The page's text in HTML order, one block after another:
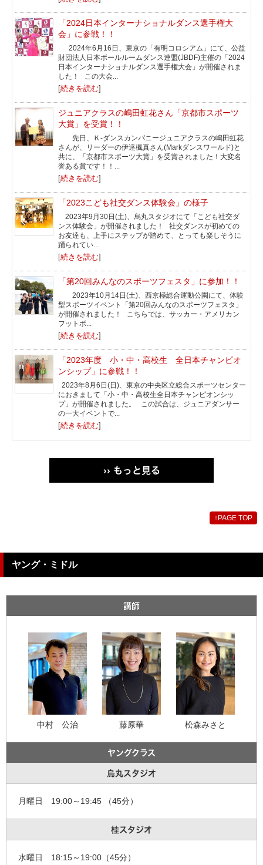
「2024日本インターナショナルダンス選手権大
会」に参戦！！
2024年6月16日、東京の「有明コロシアム」にて、公益
財団法人日本ボールルームダンス連盟(JBDF)主催の「2024
日本インターナショナルダンス選手権大会」が開催されま
した！ この大会...
[続きを読む]
ジュニアクラスの嶋田虹花さん「京都市スポーツ
大賞」を受賞！！
先日、Ｋ-ダンスカンパニージュニアクラスの嶋田虹花
さんが、リーダーの伊達楓真さん(Markダンスワールド)と
共に、「京都市スポーツ大賞」を受賞されました！大変名
誉ある賞です！！...
[続きを読む]
「2023こども社交ダンス体験会」の様子
2023年9月30日(土)、烏丸スタジオにて「こども社交ダ
ンス体験会」が開催されました！ 社交ダンスが初めての
お友達も、上手にステップが踏めて、とっても楽しそうに
踊られてい...
[続きを読む]
「第20回みんなのスポーツフェスタ」に参加！！
2023年10月14日(土)、西京極総合運動公園にて、体験
型スポーツイベント「第20回みんなのスポーツフェスタ」
が開催されました！ こちらでは、サッカー・アメリカン
フットボ...
[続きを読む]
「2023年度 小・中・高校生 全日本チャンピオ
ンシップ」に参戦！！
2023年8月6日(日)、東京の中央区立総合スポーツセンター
におきまして「小・中・高校生全日本チャンピオンシッ
プ」が開催されました。 この試合は、ジュニアダンサー
の一大イベントで...
[続きを読む]
›› もっと見る
↑ PAGE TOP
ヤング・ミドル
講師
中村 公治 藤原華 松森みさと
ヤングクラス
烏丸スタジオ
月曜日 19:00～19:45 （45分）
桂スタジオ
水曜日 18:15～19:00（45分）